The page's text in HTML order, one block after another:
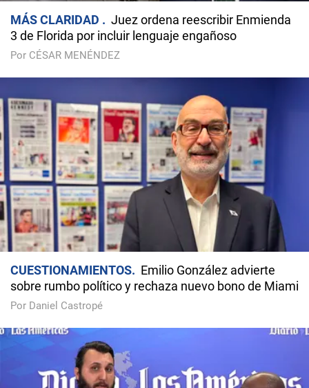
MÁS CLARIDAD
Juez ordena reescribir Enmienda
3 de Florida por incluir lenguaje engañoso
Por CÉSAR MENÉNDEZ
CUESTIONAMIENTOS
Emilio González advierte
sobre rumbo político y rechaza nuevo bono de Miami
Por Daniel Castropé